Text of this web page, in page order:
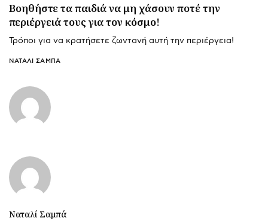
Βοηθήστε τα παιδιά να μη χάσουν ποτέ την
περιέργειά τους για τον κόσμο!
Τρόποι για να κρατήσετε ζωντανή αυτή την περιέργεια!
ΝΑΤΑΛΊ ΣΑΜΠΆ
Ναταλί Σαμπά